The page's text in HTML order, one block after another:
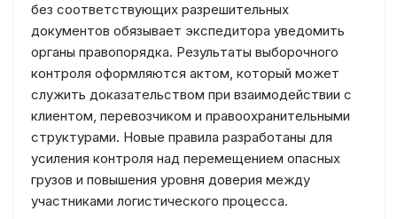
без соответствующих разрешительных
документов обязывает экспедитора уведомить
органы правопорядка. Результаты выборочного
контроля оформляются актом, который может
служить доказательством при взаимодействии с
клиентом, перевозчиком и правоохранительными
структурами. Новые правила разработаны для
усиления контроля над перемещением опасных
грузов и повышения уровня доверия между
участниками логистического процесса.